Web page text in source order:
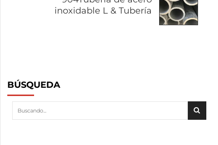
inoxidable L & Tubería
BÚSQUEDA